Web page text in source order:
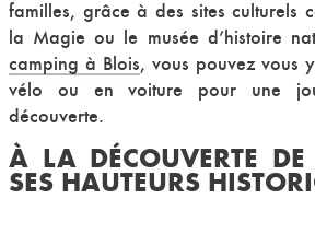
familles, grâce à des sites culturels
la Magie ou le musée d’histoire
camping à Blois, vous pouvez vous
vélo ou en voiture pour une
découverte.
À LA DÉCOUVERTE
SES HAUTEURS